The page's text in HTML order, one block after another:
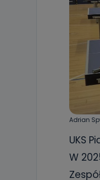
Adrian
UKS
W